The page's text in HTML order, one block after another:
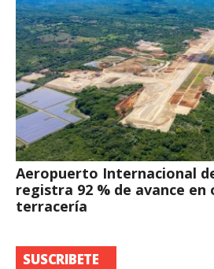
Aeropuerto Internacional
registra 92 % de avance en
terracería
SUSCRIBETE